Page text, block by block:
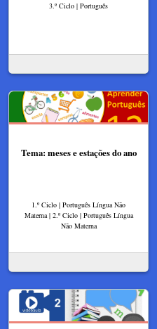
3.º Ciclo | Português
Tema: meses e estações do ano
1.º Ciclo | Português Língua Não
Materna | 2.º Ciclo | Português Língua
Não Materna